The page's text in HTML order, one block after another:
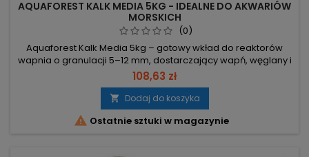
AQUAFOREST KALK MEDIA 5KG - IDEALNE DO AKWARIÓW
MORSKICH
(0)
Aquaforest Kalk Media 5kg – gotowy wkład do reaktorów
wapnia o granulacji 5–12 mm, dostarczający wapń, węglany i
pierwiastki śladowe. Zaprojektowany, by zapobiegać
zatykaniu reaktorów i stabilizować parametry wody.
Granulacja 5–12 mm – płynny przepływ, zapobiega zatykaniu
reaktora. Opakowanie 5 kg – gotowy do montażu bez
dodatkowego przygotowania....
108,63 zł
 Dodaj do koszyka
 Ostatnie sztuki w magazynie